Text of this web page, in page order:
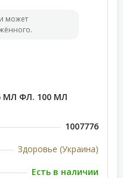
может
МЛ ФЛ. 100 МЛ
1007776
Здоровье (Украина)
Есть в наличии